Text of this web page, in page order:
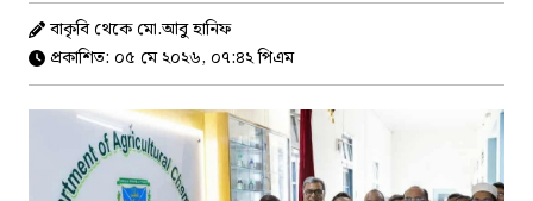
বাকৃবি থেকে মো.আবু হানিফ
প্রকাশিত: ০৫ মে ২০২৬, ০৭:৪২ পিএম